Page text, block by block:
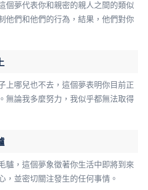
個夢代表你和親密的親人之間的類似
他們和他們的行為，結果，他們對你
上哪兒也不去，這個夢表明你目前正
無論我多麼努力，我似乎都無法取得
驢，這個夢象徵著你生活中即將到來
，並密切關注發生的任何事情。